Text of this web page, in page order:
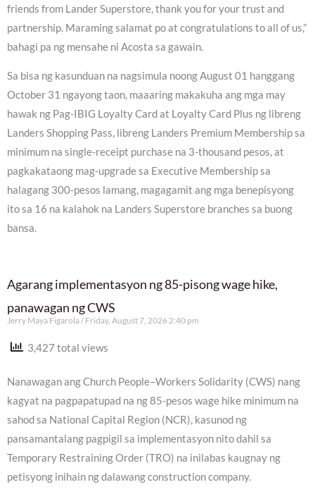
friends from Lander Superstore, thank you for your trust and
partnership. Maraming salamat po at congratulations to all of us,”
bahagi pa ng mensahe ni Acosta sa gawain.
Sa bisa ng kasunduan na nagsimula noong August 01 hanggang
October 31 ngayong taon, maaaring makakuha ang mga may
hawak ng Pag-IBIG Loyalty Card at Loyalty Card Plus ng libreng
Landers Shopping Pass, libreng Landers Premium Membership sa
minimum na single-receipt purchase na 3-thousand pesos, at
pagkakataong mag-upgrade sa Executive Membership sa
halagang 300-pesos lamang, magagamit ang mga benepisyong
ito sa 16 na kalahok na Landers Superstore branches sa buong
bansa.
Agarang implementasyon ng 85-pisong wage hike,
panawagan ng CWS
Jerry Maya Figarola Friday, August 7, 2026 2:40 pm
3,427 total views
Nanawagan ang Church People–Workers Solidarity (CWS) nang
kagyat na pagpapatupad na ng 85-pesos wage hike minimum na
sahod sa National Capital Region (NCR), kasunod ng
pansamantalang pagpigil sa implementasyon nito dahil sa
Temporary Restraining Order (TRO) na inilabas kaugnay ng
petisyong inihain ng dalawang construction company.